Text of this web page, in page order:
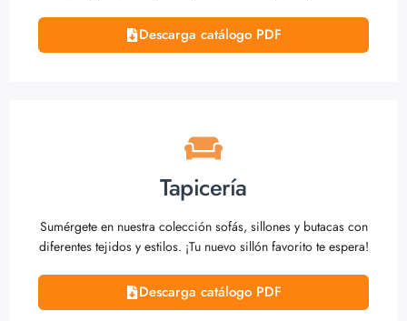
Descarga catálogo PDF
Tapicería
Sumérgete en nuestra colección sofás, sillones y butacas con
diferentes tejidos y estilos. ¡Tu nuevo sillón favorito te espera!
Descarga catálogo PDF